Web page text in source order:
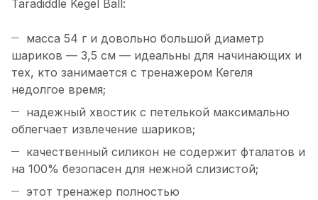
Taradiddle Kegel Ball:
масса 54 г и довольно большой диаметр
шариков — 3,5 см — идеальны для начинающих и
тех, кто занимается с тренажером Кегеля
недолгое время;
надежный хвостик с петелькой максимально
облегчает извлечение шариков;
качественный силикон не содержит фталатов и
на 100% безопасен для нежной слизистой;
этот тренажер полностью